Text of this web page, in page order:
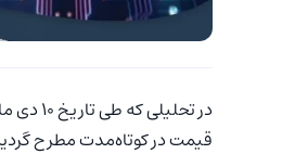
در تحلیلی که طی تاریخ ۱۰ دی ماه از